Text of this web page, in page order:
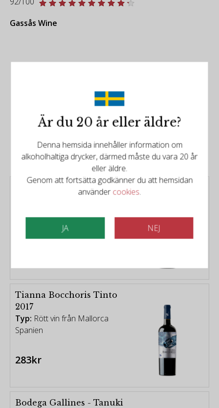
Gassås Wine
Det finns mer att upptäcka
Relaterade produkter
OUS AMB CARAGOLS
Tianna Bocchoris Tinto
2017
Typ: Rött vin från Mallorca
Spanien
283kr
Bodega Gallines - Tanuki
Är du 20 år eller äldre?
Denna hemsida innehåller information om
alkoholhaltiga drycker, därmed måste du vara 20 år
eller äldre.
Genom att fortsätta godkänner du att hemsidan
användercookies.
JA NEJ